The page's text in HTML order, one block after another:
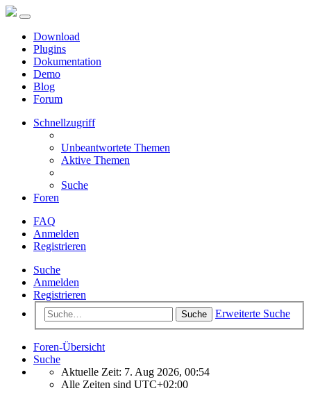
Download
Plugins
Dokumentation
Demo
Blog
Forum
Schnellzugriff
Unbeantwortete Themen
Aktive Themen
Suche
Foren
FAQ
Anmelden
Registrieren
Suche
Anmelden
Registrieren
Suche Erweiterte Suche
Foren-Übersicht
Suche
Aktuelle Zeit: 7. Aug 2026, 00:54
Alle Zeiten sind UTC+02:00